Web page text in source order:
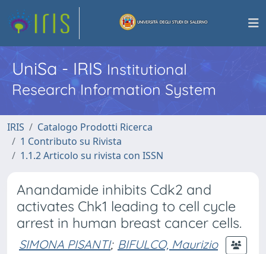
UniSa - IRISInstitutional
Research Information System
IRIS
Catalogo Prodotti Ricerca
1 Contributo su Rivista
1.1.2 Articolo su rivista con ISSN
Anandamide inhibits Cdk2 and
activates Chk1 leading to cell cycle
arrest in human breast cancer cells.
SIMONA PISANTI; BIFULCO, Maurizio